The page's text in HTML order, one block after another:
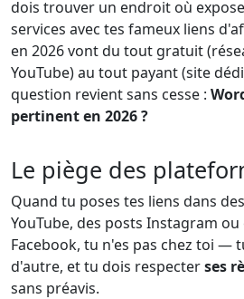
dois trouver un endroit où
services avec tes fameux liens
en 2026 vont du tout gratuit
YouTube) au tout payant (site
question revient sans cesse :
pertinent en 2026 ?
Le piège des
Quand tu poses tes liens dans
YouTube, des posts Instagram
Facebook, tu n'es pas chez toi —
d'autre, et tu dois respecterses
sans préavis.